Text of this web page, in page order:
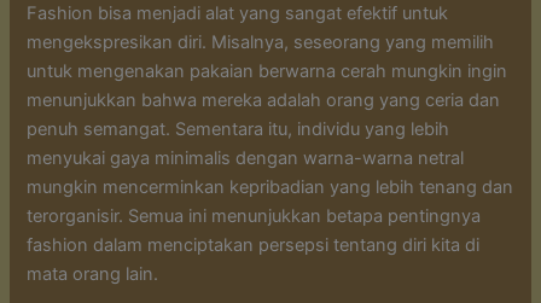
Fashion bisa menjadi alat yang sangat efektif untuk
mengekspresikan diri. Misalnya, seseorang yang memilih
untuk mengenakan pakaian berwarna cerah mungkin ingin
menunjukkan bahwa mereka adalah orang yang ceria dan
penuh semangat. Sementara itu, individu yang lebih
menyukai gaya minimalis dengan warna-warna netral
mungkin mencerminkan kepribadian yang lebih tenang dan
terorganisir. Semua ini menunjukkan betapa pentingnya
fashion dalam menciptakan persepsi tentang diri kita di
mata orang lain.